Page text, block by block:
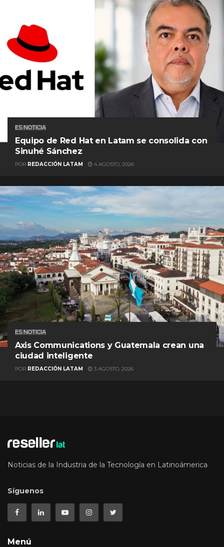
ES NOTICIA
Equipo de Red Hat en Latam se consolida con
Sinuhé Sánchez
POR REDACCIÓN LATAM 4 AGOSTO, 2026
ES NOTICIA
Axis Communications y Guatemala crean una
ciudad inteligente
POR REDACCIÓN LATAM 3 AGOSTO, 2026
Noticias de la Industria de la Tecnología en Latinoámerica
Síguenos
Menú